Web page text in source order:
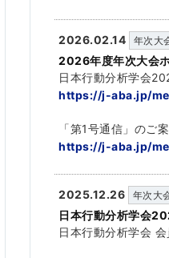
2026.02.14 年次大
2026年度年次大会
日本行動分析学会
https://j-aba.jp/
「第1号通信」のご
https://j-aba.jp/
2025.12.26 年次大
日本行動分析学会
日本行動分析学会